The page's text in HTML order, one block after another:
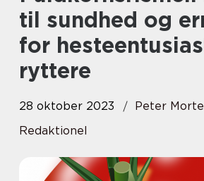
til sundhed og
for
ryttere
28 oktober 2023
Peter
Redaktionel